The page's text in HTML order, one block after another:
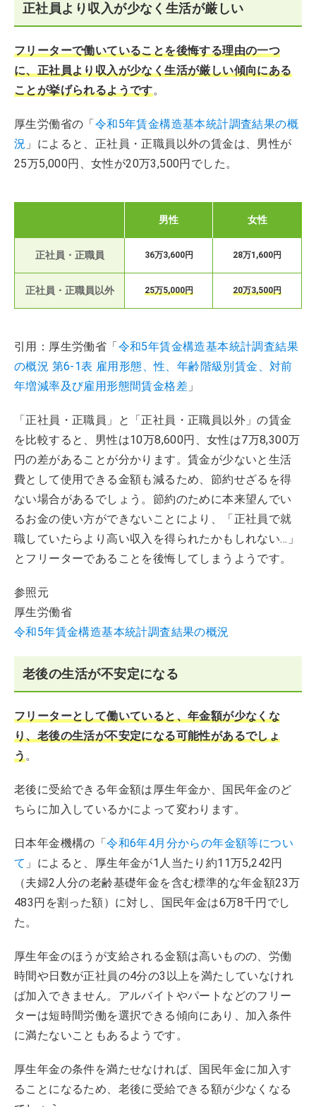
正社員より収入が少なく生活が厳しい
フリーターで働いていることを後悔する理由の一つ
に、正社員より収入が少なく生活が厳しい傾向にある
ことが挙げられるようです。
厚生労働省の「令和5年賃金構造基本統計調査結果の概
況 」によると、正社員・正職員以外の賃金は、男性が
25万5,000円、女性が20万3,500円でした。
男性 女性
正社員・正職員 36万3,600円 28万1,600円
正社員・正職員以外 25万5,000円 20万3,500円
引用：厚生労働省「令和5年賃金構造基本統計調査結果
の概況 第6-1表 雇用形態、性、年齢階級別賃金、対前
年増減率及び雇用形態間賃金格差 」
「正社員・正職員」と「正社員・正職員以外」の賃金
を比較すると、男性は10万8,600円、女性は7万8,300万
円の差があることが分かります。賃金が少ないと生活
費として使用できる金額も減るため、節約せざるを得
ない場合があるでしょう。節約のために本来望んでい
るお金の使い方ができないことにより、「正社員で就
職していたらより高い収入を得られたかもしれない…」
とフリーターであることを後悔してしまうようです。
参照元
厚生労働省
令和5年賃金構造基本統計調査結果の概況
老後の生活が不安定になる
フリーターとして働いていると、年金額が少なくな
り、老後の生活が不安定になる可能性があるでしょ
う。
老後に受給できる年金額は厚生年金か、国民年金のど
ちらに加入しているかによって変わります。
日本年金機構の「令和6年4月分からの年金額等につい
て 」によると、厚生年金が1人当たり約11万5,242円
（夫婦2人分の老齢基礎年金を含む標準的な年金額23万
483円を割った額）に対し、国民年金は6万8千円でし
た。
厚生年金のほうが支給される金額は高いものの、労働
時間や日数が正社員の4分の3以上を満たしていなけれ
ば加入できません。アルバイトやパートなどのフリー
ターは短時間労働を選択できる傾向にあり、加入条件
に満たないこともあるようです。
厚生年金の条件を満たせなければ、国民年金に加入す
ることになるため、老後に受給できる額が少なくなる